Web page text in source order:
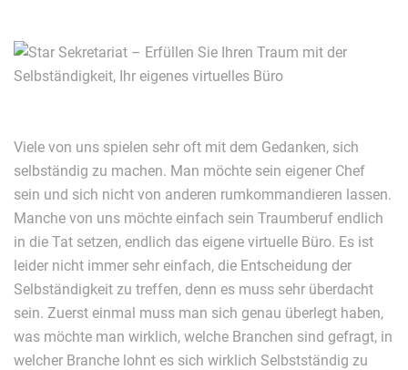
Viele von uns spielen sehr oft mit dem Gedanken, sich
selbständig zu machen. Man möchte sein eigener Chef
sein und sich nicht von anderen rumkommandieren lassen.
Manche von uns möchte einfach sein Traumberuf endlich
in die Tat setzen, endlich das eigene virtuelle Büro. Es ist
leider nicht immer sehr einfach, die Entscheidung der
Selbständigkeit zu treffen, denn es muss sehr überdacht
sein. Zuerst einmal muss man sich genau überlegt haben,
was möchte man wirklich, welche Branchen sind gefragt, in
welcher Branche lohnt es sich wirklich Selbstständig zu